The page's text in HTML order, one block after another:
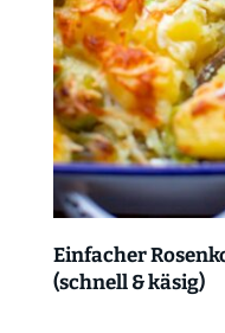
Einfacher
(schnell & käsig)